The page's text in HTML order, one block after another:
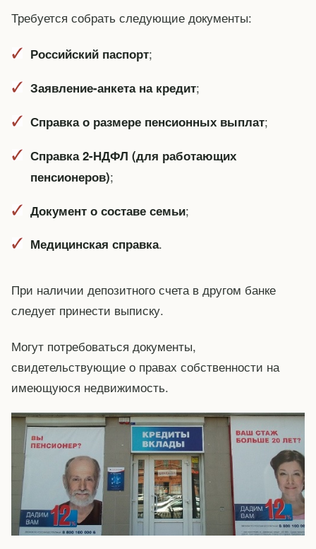
Требуется собрать следующие документы:
Российский паспорт;
Заявление-анкета на кредит;
Справка о размере пенсионных выплат;
Справка 2-НДФЛ (для работающих
пенсионеров);
Документ о составе семьи;
Медицинская справка.
При наличии депозитного счета в другом банке
следует принести выписку.
Могут потребоваться документы,
свидетельствующие о правах собственности на
имеющуюся недвижимость.